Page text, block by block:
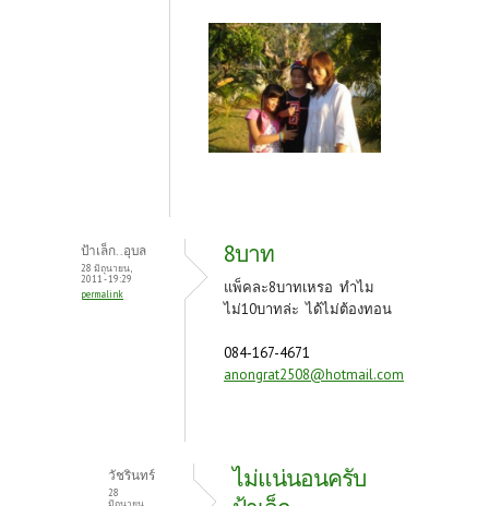
ป้าเล็ก..อุบล
28 มิถุนายน,
2011 - 19:29
permalink
8บาท
แพ็คละ8บาทเหรอ ทำไม
ไม่10บาทล่ะ ได้ไม่ต้องทอน
084-167-4671
anongrat2508@hotmail.com
วัชรินทร์
28
ไม่แน่นอนครับ